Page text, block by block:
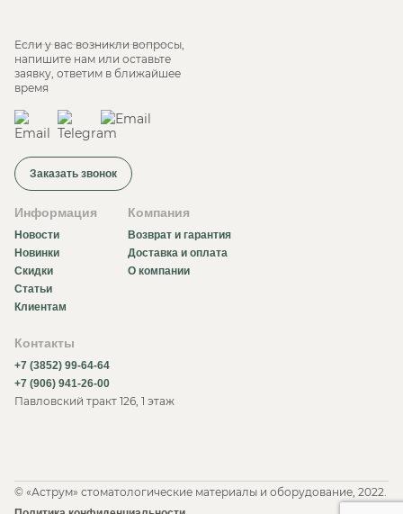
Если у вас возникли вопросы,
напишите нам или оставьте
заявку, ответим в ближайшее
время
Заказать звонок
Информация
Новости
Новинки
Скидки
Статьи
Клиентам
Компания
Возврат и гарантия
Доставка и оплата
О компании
Контакты
+7 (3852) 99-64-64
+7 (906) 941-26-00
Павловский тракт 126, 1 этаж
© «Аструм» стоматологические материалы и оборудование, 2022.